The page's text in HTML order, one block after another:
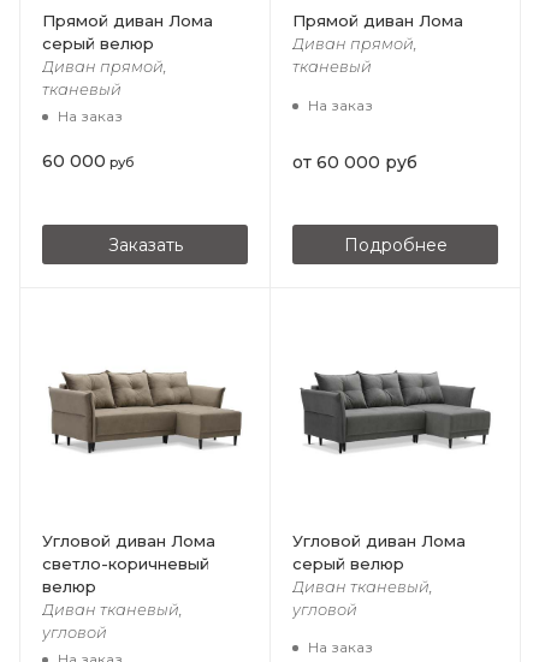
Прямой диван Лома
серый велюр
Диван прямой,
тканевый
На заказ
60 000 руб
Заказать
Прямой диван Лома
Диван прямой,
тканевый
На заказ
от 60 000 руб
Подробнее
Угловой диван Лома
светло-коричневый
велюр
Диван тканевый,
угловой
Угловой диван Лома
серый велюр
Диван тканевый,
угловой
На заказ